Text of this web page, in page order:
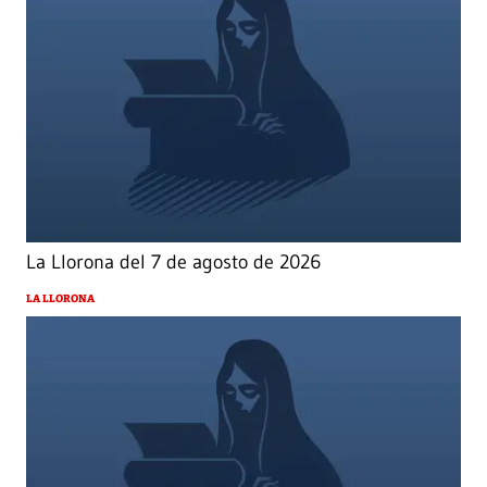
La Llorona del 7 de agosto de 2026
LA LLORONA